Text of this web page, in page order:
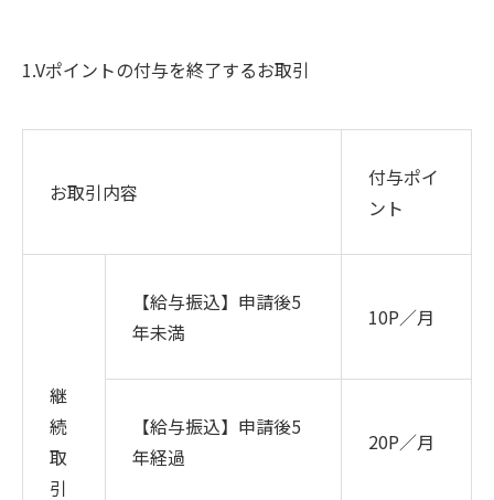
1.Vポイントの付与を終了するお取引
お取引内容
付与ポイ
ント
継
続
取
引
【給与振込】申請後5
年未満
10P／月
【給与振込】申請後5
年経過
20P／月